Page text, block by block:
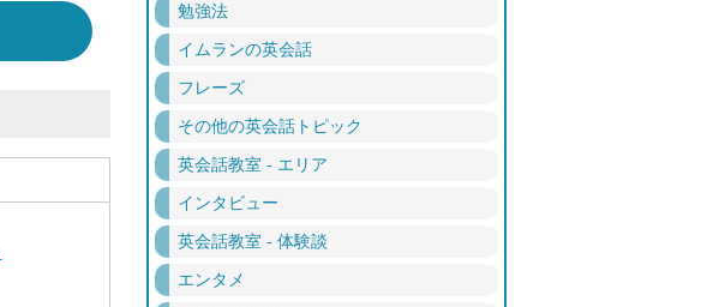
勉強法
イムランの英会話
フレーズ
その他の英会話トピック
英会話教室 - エリア
インタビュー
英会話教室 - 体験談
エンタメ